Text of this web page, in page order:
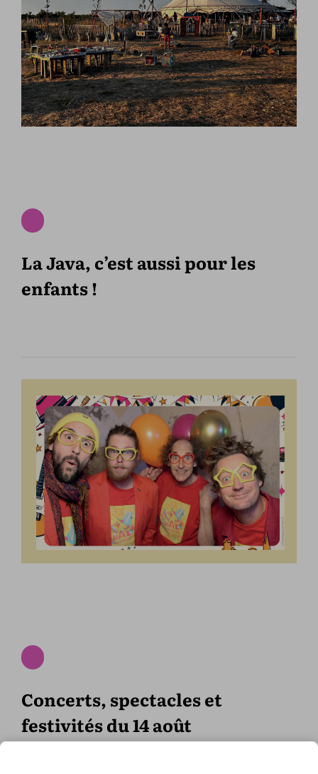
La Java, c’est aussi pour les
enfants !
Concerts, spectacles et
festivités du 14 août